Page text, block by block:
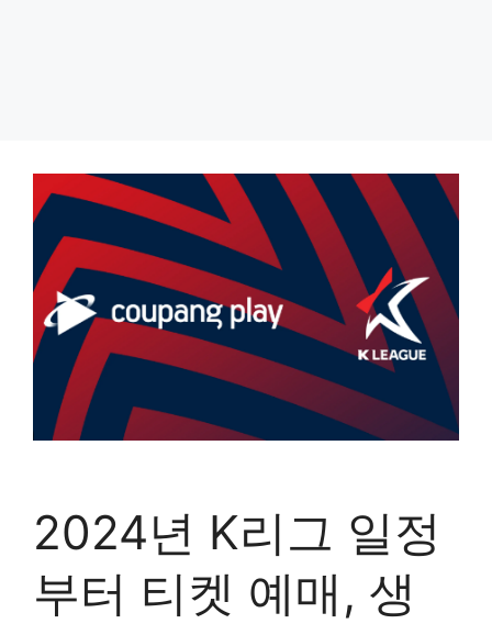
2024년 K리그 일정
부터 티켓 예매, 생